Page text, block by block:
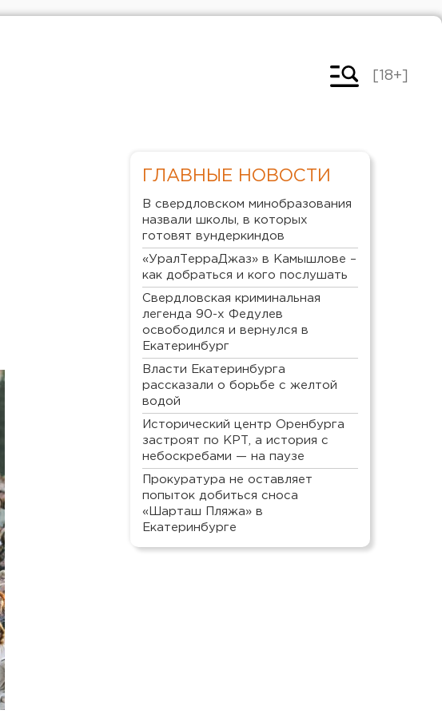
[18+]
ГЛАВНЫЕ НОВОСТИ
В свердловском минобразования
назвали школы, в которых
готовят вундеркиндов
«УралТерраДжаз» в Камышлове –
как добраться и кого послушать
Свердловская криминальная
легенда 90-х Федулев
освободился и вернулся в
Екатеринбург
Власти Екатеринбурга
рассказали о борьбе с желтой
водой
Исторический центр Оренбурга
застроят по КРТ, а история с
небоскребами — на паузе
Прокуратура не оставляет
попыток добиться сноса
«Шарташ Пляжа» в
Екатеринбурге